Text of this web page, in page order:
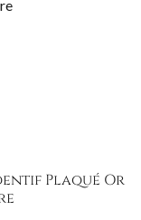
Plaqué Or